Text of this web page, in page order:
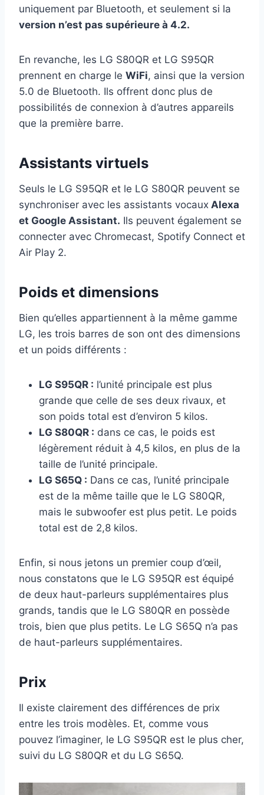
uniquement par Bluetooth, et seulement si la
version n’est pas supérieure à 4.2.
En revanche, les LG S80QR et LG S95QR
prennent en charge le WiFi, ainsi que la version
5.0 de Bluetooth. Ils offrent donc plus de
possibilités de connexion à d’autres appareils
que la première barre.
Assistants virtuels
Seuls le LG S95QR et le LG S80QR peuvent se
synchroniser avec les assistants vocaux Alexa
et Google Assistant. Ils peuvent également se
connecter avec Chromecast, Spotify Connect et
Air Play 2.
Poids et dimensions
Bien qu’elles appartiennent à la même gamme
LG, les trois barres de son ont des dimensions
et un poids différents :
LG S95QR : l’unité principale est plus
grande que celle de ses deux rivaux, et
son poids total est d’environ 5 kilos.
LG S80QR : dans ce cas, le poids est
légèrement réduit à 4,5 kilos, en plus de la
taille de l’unité principale.
LG S65Q : Dans ce cas, l’unité principale
est de la même taille que le LG S80QR,
mais le subwoofer est plus petit. Le poids
total est de 2,8 kilos.
Enfin, si nous jetons un premier coup d’œil,
nous constatons que le LG S95QR est équipé
de deux haut-parleurs supplémentaires plus
grands, tandis que le LG S80QR en possède
trois, bien que plus petits. Le LG S65Q n’a pas
de haut-parleurs supplémentaires.
Prix
Il existe clairement des différences de prix
entre les trois modèles. Et, comme vous
pouvez l’imaginer, le LG S95QR est le plus cher,
suivi du LG S80QR et du LG S65Q.